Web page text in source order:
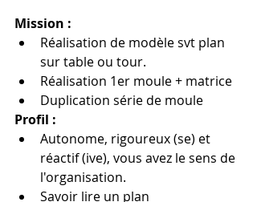
Mission :
Réalisation de modèle svt plan
sur table ou tour.
Réalisation 1er moule + matrice
Duplication série de moule
Profil :
Autonome, rigoureux (se) et
réactif (ive), vous avez le sens de
l'organisation.
Savoir lire un plan